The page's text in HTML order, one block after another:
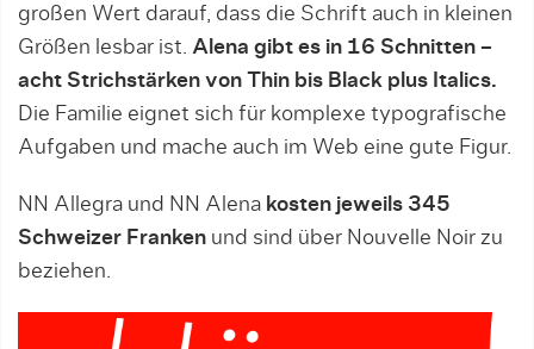
großen Wert darauf, dass die Schrift auch in kleinen
Größen lesbar ist. Alena gibt es in 16 Schnitten –
acht Strichstärken von Thin bis Black plus Italics.
Die Familie eignet sich für komplexe typografische
Aufgaben und mache auch im Web eine gute Figur.
NN Allegra und NN Alena kosten jeweils 345
Schweizer Franken und sind über Nouvelle Noir zu
beziehen.